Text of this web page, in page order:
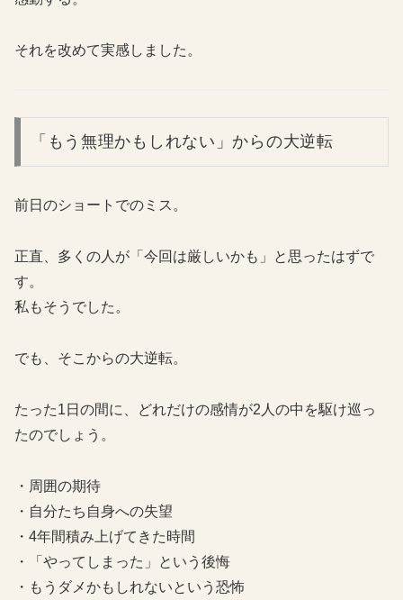
それを改めて実感しました。
「もう無理かもしれない」からの大逆転
前日のショートでのミス。
正直、多くの人が「今回は厳しいかも」と思ったはずで
す。
私もそうでした。
でも、そこからの大逆転。
たった1日の間に、どれだけの感情が2人の中を駆け巡っ
たのでしょう。
・周囲の期待
・自分たち自身への失望
・4年間積み上げてきた時間
・「やってしまった」という後悔
・もうダメかもしれないという恐怖